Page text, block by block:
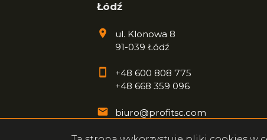
Łódź
ul. Klonowa 8
91-039 Łódź
+48 600 808 775
+48 668 359 096
biuro@profitsc.com